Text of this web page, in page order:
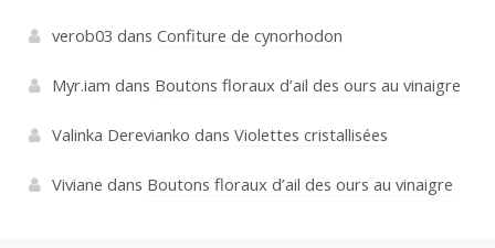
verob03 dans Confiture de cynorhodon
Myr.iam dans Boutons floraux d’ail des ours au vinaigre
Valinka Derevianko dans Violettes cristallisées
Viviane dans Boutons floraux d’ail des ours au vinaigre